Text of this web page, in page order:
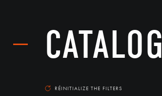
CATALOG
RÉINITIALIZE THE FILTERS